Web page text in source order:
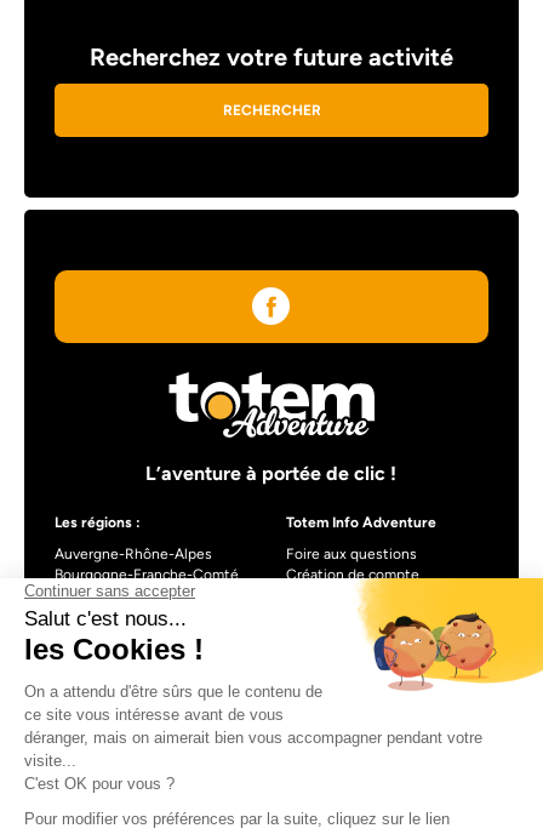
Recherchez votre future activité
RECHERCHER
L’aventure à portée de clic !
Les régions :
Auvergne-Rhône-Alpes
Bourgogne-Franche-Comté
Centre-Val de Loire
Nouvelle-Aquitaine
Occitanie
Pays de la Loire
Totem Info Adventure
Foire aux questions
Création de compte
À propos de Totem info Adventure
Formulaire de contact